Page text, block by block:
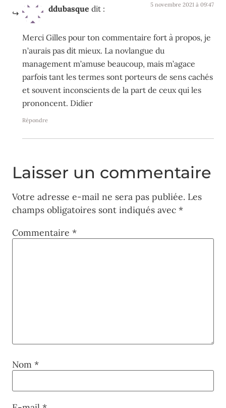
ddubasque dit : 5 novembre 2021 à 09:47
Merci Gilles pour ton commentaire fort à propos, je
n’aurais pas dit mieux. La novlangue du
management m’amuse beaucoup, mais m’agace
parfois tant les termes sont porteurs de sens cachés
et souvent inconscients de la part de ceux qui les
prononcent. Didier
Répondre
Laisser un commentaire
Votre adresse e-mail ne sera pas publiée. Les
champs obligatoires sont indiqués avec *
Commentaire *
Nom *